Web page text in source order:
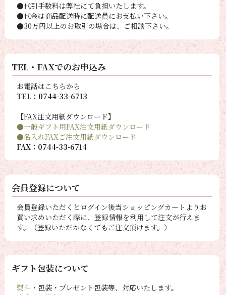
●代引手数料は弊社にて負担いたします。
●代金は商品配送時に配送員にお支払い下さい。
●30万円以上のお取引の場合は、ご相談下さい。
TEL・FAXでのお申込み
お電話はこちらから
TEL：0744-33-6713
【FAX注文用紙ダウンロード】
●一般ギフト用FAX注文用紙ダウンロード
●名入れFAXご注文用紙ダウンロード
FAX：0744-33-6714
会員登録について
会員登録いただくとログイン後当ショッピングカートよりお
買い求めいただく際に、登録情報を利用して注文が行えま
す。（登録いただかなくてもご注文頂けます。）
ギフト包装について
熨斗 ・包装・プレゼント包装等、対応いたします。